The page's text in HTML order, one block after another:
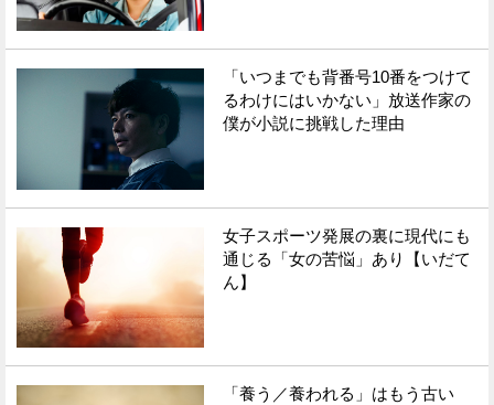
「いつまでも背番号10番をつけて
るわけにはいかない」放送作家の
僕が小説に挑戦した理由
女子スポーツ発展の裏に現代にも
通じる「女の苦悩」あり【いだて
ん】
「養う／養われる」はもう古い